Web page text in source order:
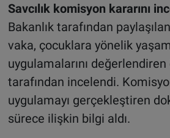
Savcılık komisyon kararını
Bakanlık tarafından
vaka, çocuklara yönelik
uygulamalarını
tarafından incelendi.
uygulamayı gerçekleştiren
sürece ilişkin bilgi aldı.